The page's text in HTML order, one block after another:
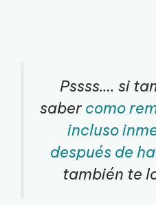
Pssss…. si
sabercomo
incluso
después de
también te